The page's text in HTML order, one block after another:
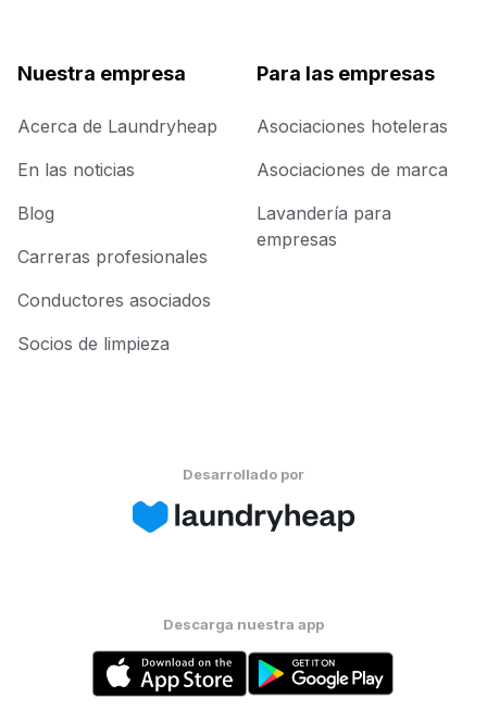
Nuestra empresa
Acerca de Laundryheap
En las noticias
Blog
Carreras profesionales
Conductores asociados
Socios de limpieza
Para las empresas
Asociaciones hoteleras
Asociaciones de marca
Lavandería para
empresas
Desarrollado por
Descarga nuestra app